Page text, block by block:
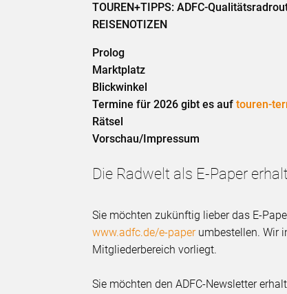
TOUREN+TIPPS: ADFC-
REISENOTIZEN
Prolog
Marktplatz
Blickwinkel
Termine für 2026 gibt es auftouren-
Rätsel
Vorschau/Impressum
Die Radwelt als E-Paper
Sie möchten zukünftig lieber das E-
www.adfc.de/e-paperumbestellen. Wir
Mitgliederbereich vorliegt.
Sie möchten den ADFC-Newsletter